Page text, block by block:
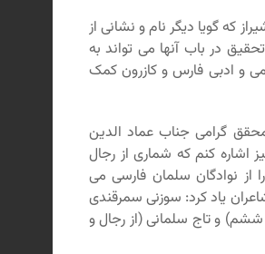
که گویا دیگر نام و نشانی از
در باب آنها می تواند به
و ادبی فارس و کازرون کمک
گرامی جناب عماد الدین
اشاره کنم که شماری از رجال
از نوادگان سلمان فارسی می
یاد کرد: سوزنی سمرقندی
و تاج سلمانی (از رجال و